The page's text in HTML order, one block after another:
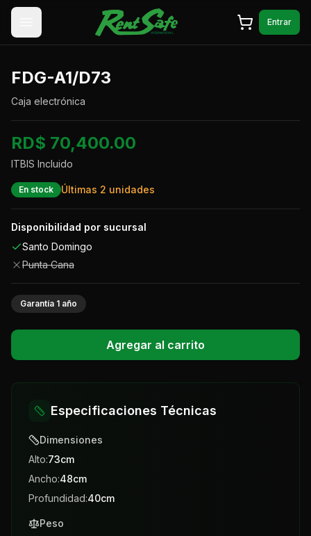
Saltar al contenido
Entrar
FDG-A1/D73
Caja electrónica
RD$ 70,400.00
ITBIS Incluido
En stock Últimas 2 unidades
Disponibilidad por sucursal
Santo Domingo
Punta Cana
Garantía 1 año
Agregar al carrito
Especificaciones Técnicas
Dimensiones
Alto:73cm
Ancho:48cm
Profundidad:40cm
Peso